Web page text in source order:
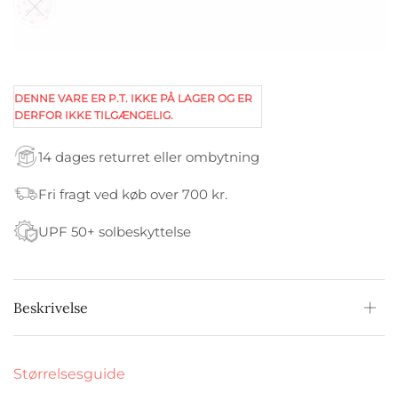
DENNE VARE ER P.T. IKKE PÅ LAGER OG ER
DERFOR IKKE TILGÆNGELIG.
14 dages returret eller ombytning
Fri fragt ved køb over 700 kr.
UPF 50+ solbeskyttelse
Beskrivelse
Størrelsesguide